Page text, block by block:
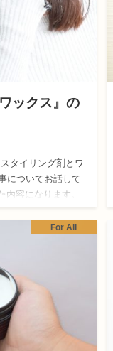
ックス』の
タイリング剤とワ
についてお話して
内容になります。
For All